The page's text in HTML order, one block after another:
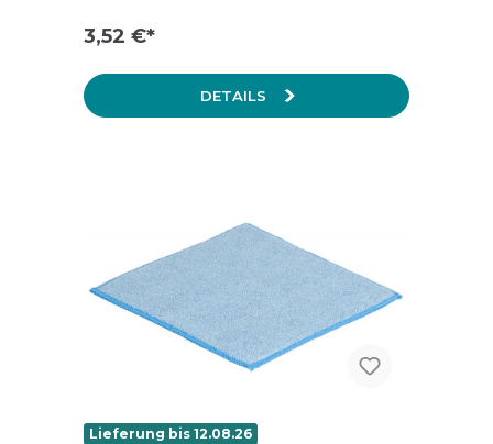
3,52 €*
DETAILS
Lieferung bis 12.08.26